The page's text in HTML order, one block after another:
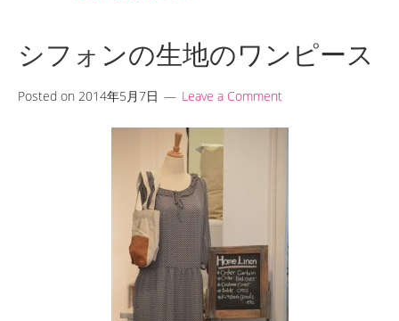
シフォンの生地のワンピース
Posted on 2014年5月7日 Leave a Comment